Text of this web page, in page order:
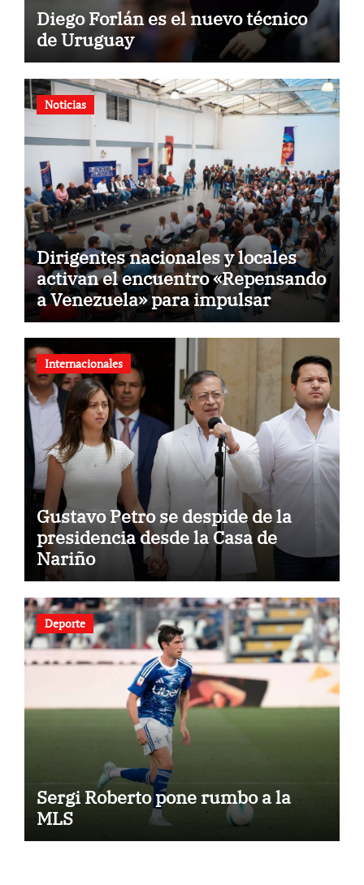
Diego Forlán es el nuevo técnico
de Uruguay
Noticias
Dirigentes nacionales y locales
activan el encuentro «Repensando
a Venezuela» para impulsar
propuestas desde las
comunidades
Internacionales
Gustavo Petro se despide de la
presidencia desde la Casa de
Nariño
Deporte
Sergi Roberto pone rumbo a la
MLS